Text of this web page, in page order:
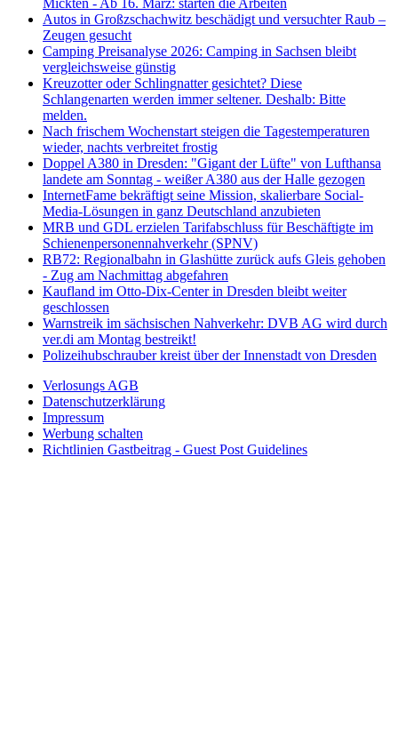
Autos in Großzschachwitz beschädigt und versuchter Raub –
Zeugen gesucht
Camping Preisanalyse 2026: Camping in Sachsen bleibt
vergleichsweise günstig
Kreuzotter oder Schlingnatter gesichtet? Diese
Schlangenarten werden immer seltener. Deshalb: Bitte
melden.
Nach frischem Wochenstart steigen die Tagestemperaturen
wieder, nachts verbreitet frostig
Doppel A380 in Dresden: "Gigant der Lüfte" von Lufthansa
landete am Sonntag - weißer A380 aus der Halle gezogen
InternetFame bekräftigt seine Mission, skalierbare Social-
Media-Lösungen in ganz Deutschland anzubieten
MRB und GDL erzielen Tarifabschluss für Beschäftigte im
Schienenpersonennahverkehr (SPNV)
RB72: Regionalbahn in Glashütte zurück aufs Gleis gehoben
- Zug am Nachmittag abgefahren
Kaufland im Otto-Dix-Center in Dresden bleibt weiter
geschlossen
Warnstreik im sächsischen Nahverkehr: DVB AG wird durch
ver.di am Montag bestreikt!
Polizeihubschrauber kreist über der Innenstadt von Dresden
Verlosungs AGB
Datenschutzerklärung
Impressum
Werbung schalten
Richtlinien Gastbeitrag - Guest Post Guidelines